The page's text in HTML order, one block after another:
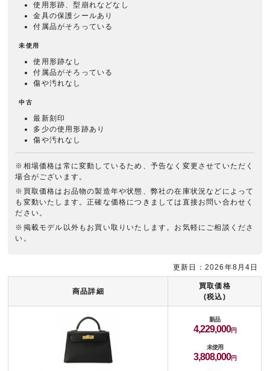
使用形跡、型崩れなどなし
金具の保護シールあり
付属品がそろっている
未使用
使用形跡なし
付属品がそろっている
傷や汚れなし
中古
最新刻印
多少の使用形跡あり
傷や汚れなし
※相場価格は常に変動しているため、予告なく変更させていただく
場合がございます。
※買取価格はお品物の製造年や状態、弊社の在庫状況などによって
も変動いたします。正確な価格につきましては直接お問い合わせく
ださい。
※掲載モデル以外もお買い取りいたします。お気軽にご相談くださ
い。
商品詳細
買取価格
(税込)
新品
4,229,000
未使用
3,808,000
更新日：2026年8月4日